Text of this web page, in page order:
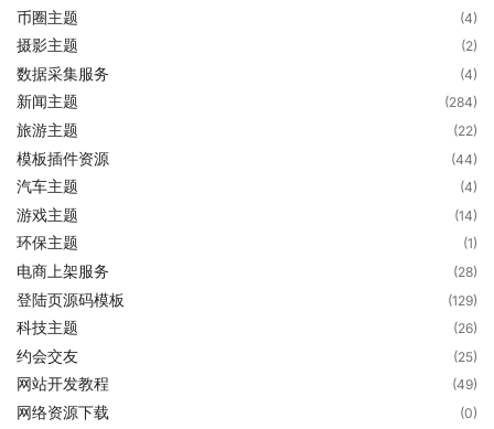
币圈主题 (4)
摄影主题 (2)
数据采集服务 (4)
新闻主题 (284)
旅游主题 (22)
模板插件资源 (44)
汽车主题 (4)
游戏主题 (14)
环保主题 (1)
电商上架服务 (28)
登陆页源码模板 (129)
科技主题 (26)
约会交友 (25)
网站开发教程 (49)
网络资源下载 (0)